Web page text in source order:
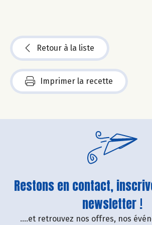
Retour à la liste
Imprimer la recette
Restons en contact,
newsletter !
....et retrouvez nos offres, nos